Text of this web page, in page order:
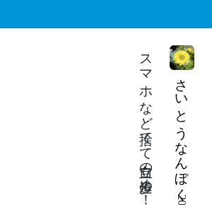
さいとうなんぼく
スマホなど捨てて自立の道歩め！右脳熱弁左脳が慰留